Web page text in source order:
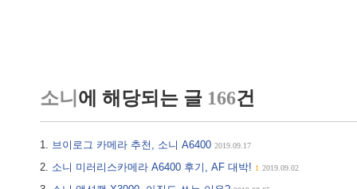
소니 에 해당되는 글 166건
브이로그 카메라 추천, 소니 A6400 2019.09.17
소니 미러리스카메라 A6400 후기, AF 대박! 1 2019.09.02